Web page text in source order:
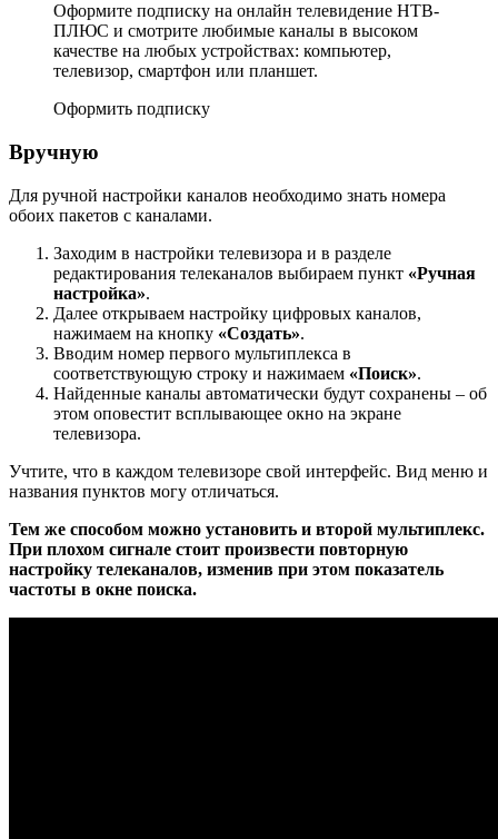
Оформите подписку на онлайн телевидение НТВ-
ПЛЮС и смотрите любимые каналы в высоком
качестве на любых устройствах: компьютер,
телевизор, смартфон или планшет.
Оформить подписку
Вручную
Для ручной настройки каналов необходимо знать номера
обоих пакетов с каналами.
Заходим в настройки телевизора и в разделе
редактирования телеканалов выбираем пункт «Ручная
настройка».
Далее открываем настройку цифровых каналов,
нажимаем на кнопку «Создать».
Вводим номер первого мультиплекса в
соответствующую строку и нажимаем «Поиск».
Найденные каналы автоматически будут сохранены – об
этом оповестит всплывающее окно на экране
телевизора.
Учтите, что в каждом телевизоре свой интерфейс. Вид меню и
названия пунктов могу отличаться.
Тем же способом можно установить и второй мультиплекс.
При плохом сигнале стоит произвести повторную
настройку телеканалов, изменив при этом показатель
частоты в окне поиска.